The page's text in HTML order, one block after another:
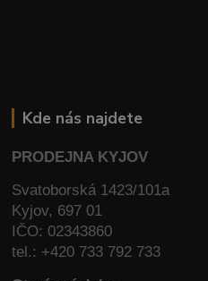
Kde nás najdete
PRODEJNA KYJOV
Svatoborská 1423/101a
Kyjov, 697 01
IČO: 02343860
tel.: +420 733 792 733